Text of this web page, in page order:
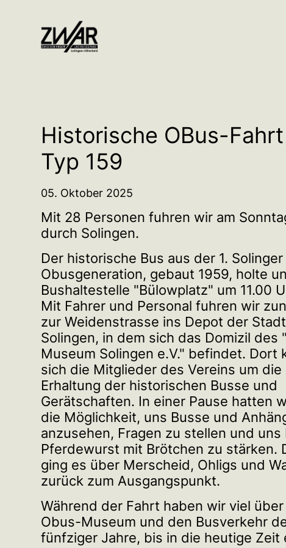
Historische OBus-
Typ 159
05. Oktober 2025
Mit 28 Personen fuhren wir am
durch Solingen.
Der historische Bus aus der 1. Solinger
Obusgeneration, gebaut 1959, holte
Bushaltestelle "Bülowplatz" um 11.00
Mit Fahrer und Personal fuhren wir
zur Weidenstrasse ins Depot der
Solingen, in dem sich das Domizil des
Museum Solingen e.V." befindet. Dort
sich die Mitglieder des Vereins um die
Erhaltung der historischen Busse und
Gerätschaften. In einer Pause hatten
die Möglichkeit, uns Busse und
anzusehen, Fragen zu stellen und uns
Pferdewurst mit Brötchen zu stärken.
ging es über Merscheid, Ohligs und
zurück zum Ausgangspunkt.
Während der Fahrt haben wir viel
Obus-Museum und den Busverkehr
fünfziger Jahre, bis in die heutige Zeit